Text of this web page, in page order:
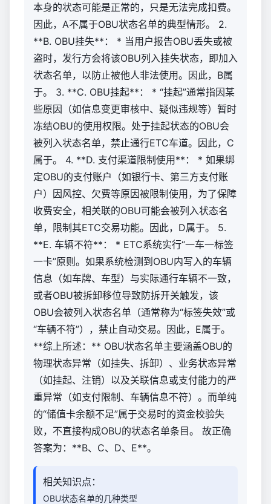
本身的状态可能是正常的，只是无法完成扣费。
因此，A不属于OBU状态名单的典型情形。 2.
**B. OBU挂失**： * 当用户报告OBU丢失或被
盗时，发行方会将该OBU列入挂失状态，即加入
状态名单，以防止被他人非法使用。因此，B属
于。 3. **C. OBU挂起**： * “挂起”通常指因某
些原因（如信息变更审核中、疑似违规等）暂时
冻结OBU的使用权限。处于挂起状态的OBU会
被列入状态名单，禁止通行ETC车道。因此，C
属于。 4. **D. 支付渠道限制使用**： * 如果绑
定OBU的支付账户（如银行卡、第三方支付账
户）因风控、欠费等原因被限制使用，为了保障
收费安全，相关联的OBU可能会被列入状态名
单，限制其ETC交易功能。因此，D属于。 5.
**E. 车辆不符**： * ETC系统实行“一车一标签
一卡”原则。如果系统检测到OBU内写入的车辆
信息（如车牌、车型）与实际通行车辆不一致，
或者OBU被拆卸移位导致防拆开关触发，该
OBU会被列入状态名单（通常称为“标签失效”或
“车辆不符”），禁止自动交易。因此，E属于。
**综上所述：** OBU状态名单主要涵盖OBU的
物理状态异常（如挂失、拆卸）、业务状态异常
（如挂起、注销）以及关联信息或支付能力的严
重异常（如支付限制、车辆信息不符）。而单纯
的“储值卡余额不足”属于交易时的资金校验失
败，不直接构成OBU的状态名单条目。 故正确
答案为：**B、C、D、E**。
相关知识点：
OBU状态名单的几种类型